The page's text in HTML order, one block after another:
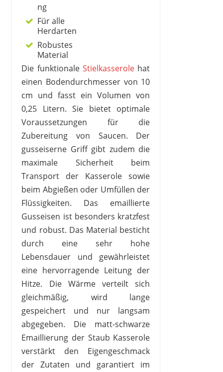
ng
Für alle
Herdarten
Robustes
Material
Die funktionaleStielkasserole hat
einen Bodendurchmesser von 10
cm und fasst ein Volumen von
0,25 Litern. Sie bietet optimale
Voraussetzungen für die
Zubereitung von Saucen. Der
gusseiserne Griff gibt zudem die
maximale Sicherheit beim
Transport der Kasserole sowie
beim Abgießen oder Umfüllen der
Flüssigkeiten. Das emaillierte
Gusseisen ist besonders kratzfest
und robust. Das Material besticht
durch eine sehr hohe
Lebensdauer und gewährleistet
eine hervorragende Leitung der
Hitze. Die Wärme verteilt sich
gleichmäßig, wird lange
gespeichert und nur langsam
abgegeben. Die matt-schwarze
Emaillierung der Staub Kasserole
verstärkt den Eigengeschmack
der Zutaten und garantiert im